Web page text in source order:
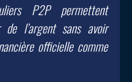
P2P permettent
l’argent sans avoir
officielle comme